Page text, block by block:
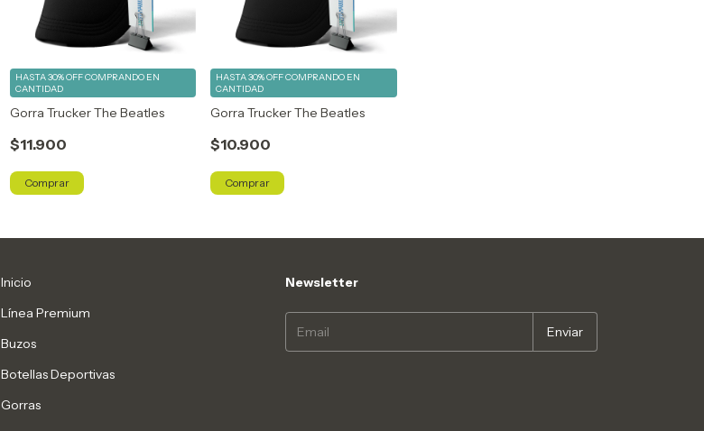
Gorra Trucker The Beatles
$11.900
HASTA 30% OFFCOMPRANDO EN
CANTIDAD
Comprar
Gorra Trucker The Beatles
$10.900
HASTA 30% OFFCOMPRANDO EN
CANTIDAD
Comprar
Inicio
Línea Premium
Buzos
Botellas Deportivas
Gorras
Newsletter